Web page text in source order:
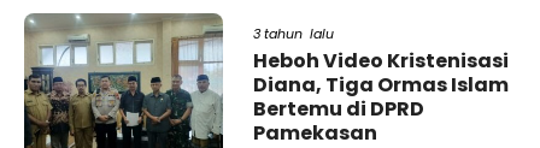
3 tahun lalu
Heboh Video Kristenisasi
Diana, Tiga Ormas Islam
Bertemu di DPRD
Pamekasan